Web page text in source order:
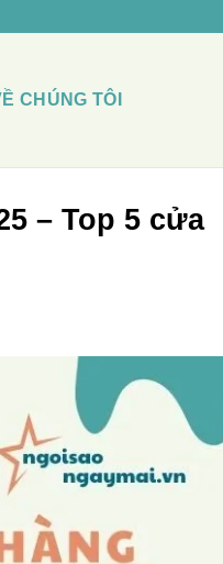
CHÚNG TÔI
– Top 5 cửa